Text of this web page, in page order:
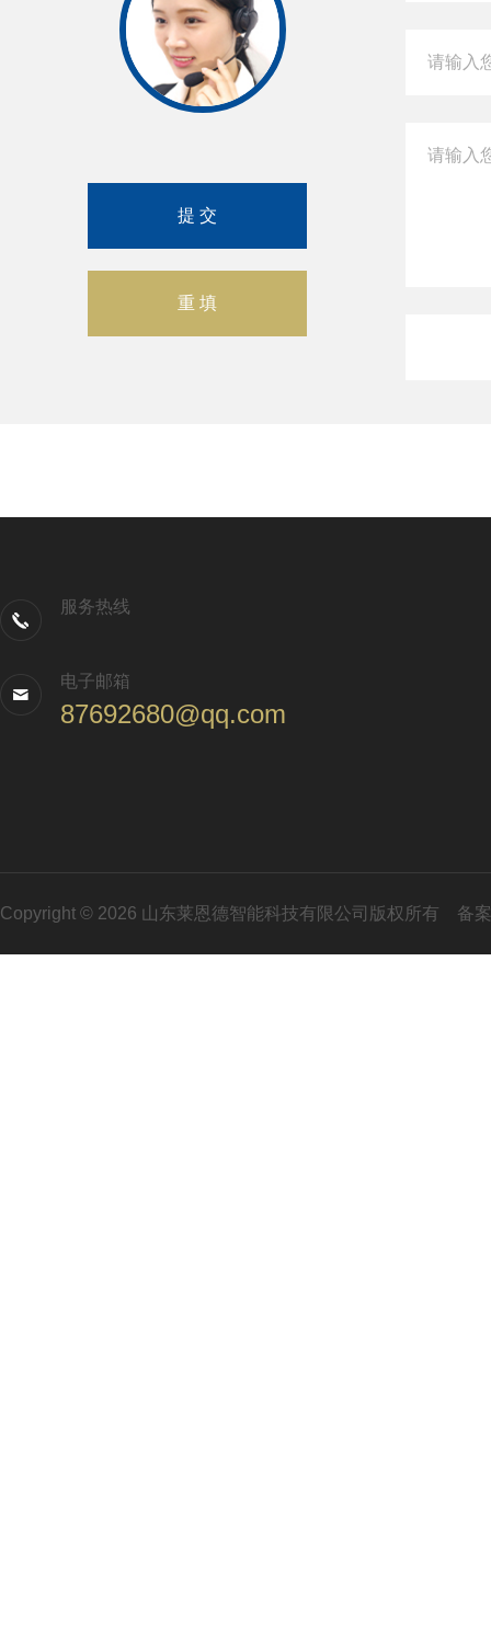
服务热线
电子邮箱
87692680@qq.com
Copyright © 2026 山东莱恩德智能科技有限公司版权所有 备